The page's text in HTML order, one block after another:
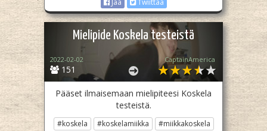
Mielipide Koskela testeistä
151
2022-02-02 CaptainAmerica
Pääset ilmaisemaan mielipiteesi Koskela
testeistä.
#koskela #koskelamiikka
#miikkakoskela